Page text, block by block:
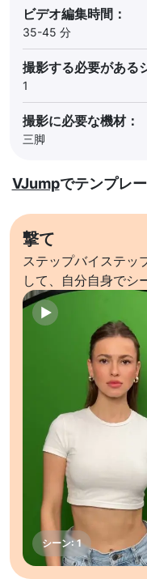
ビデオ編集時間：
35-45 分
撮影する必要がある
1
撮影に必要な機材：
三脚
VJumpでテンプレ
撃て
ステップバイステッ
して、自分自身でシ